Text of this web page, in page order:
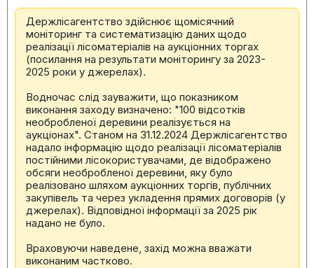
Держлісагентство здійснює щомісячний
моніторинг та систематизацію даних щодо
реалізації лісоматеріалів на аукціонних торгах
(посилання на результати моніторингу за 2023-
2025 роки у джерелах).
Водночас слід зауважити, що показником
виконання заходу визначено: "100 відсотків
необробленої деревини реалізується на
аукціонах". Станом на 31.12.2024 Держлісагентство
надало інформацію щодо реалізації лісоматеріалів
постійними лісокористувачами, де відображено
обсяги необробленої деревини, яку було
реалізовано шляхом аукціонних торгів, публічних
закупівель та через укладення прямих договорів (у
джерелах). Відповідної інформації за 2025 рік
надано не було.
Враховуючи наведене, захід можна вважати
виконаним частково.